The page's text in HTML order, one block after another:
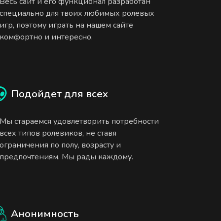
для твоих любимых ролевых
поэтому играть на нашем сайте
и интересно.
Подойдет для всех
стараемся удовлетворить потребности
типов ролевиков, не ставя
по полу, возрасту и
Мы рады каждому.
Анонимность